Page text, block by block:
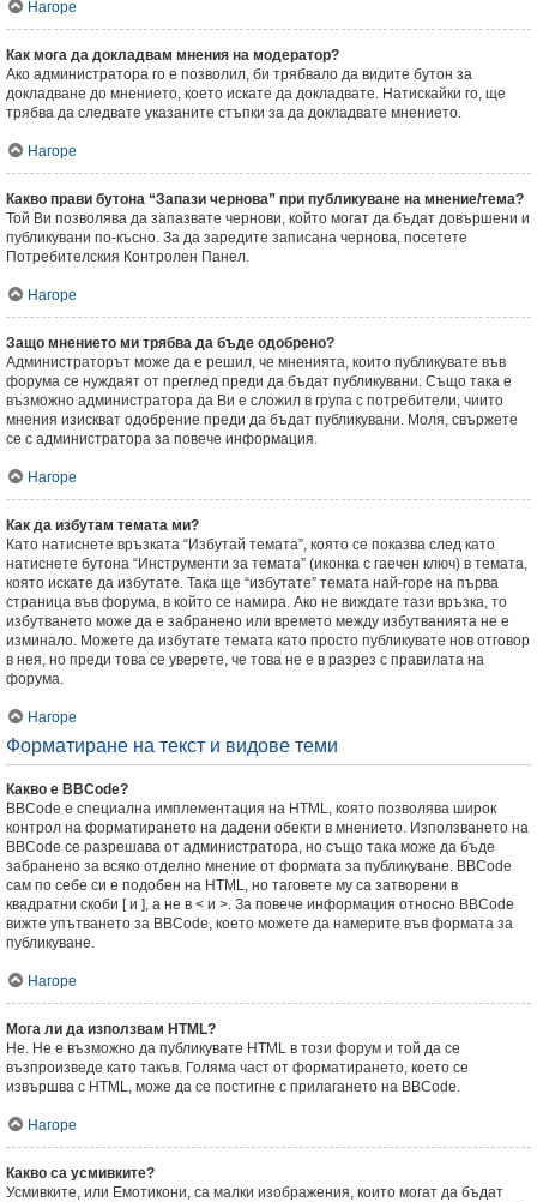
Нагоре
Как мога да докладвам мнения на модератор?
Ако администратора го е позволил, би трябвало да видите бутон за
докладване до мнението, което искате да докладвате. Натискайки го, ще
трябва да следвате указаните стъпки за да докладвате мнението.
Нагоре
Какво прави бутона “Запази чернова” при публикуване на мнение/тема?
Той Ви позволява да запазвате чернови, който могат да бъдат довършени и
публикувани по-късно. За да заредите записана чернова, посетете
Потребителския Контролен Панел.
Нагоре
Защо мнението ми трябва да бъде одобрено?
Администраторът може да е решил, че мненията, които публикувате във
форума се нуждаят от преглед преди да бъдат публикувани. Също така е
възможно администратора да Ви е сложил в група с потребители, чиито
мнения изискват одобрение преди да бъдат публикувани. Моля, свържете
се с администратора за повече информация.
Нагоре
Как да избутам темата ми?
Като натиснете връзката “Избутай темата”, която се показва след като
натиснете бутона “Инструменти за темата” (иконка с гаечен ключ) в темата,
която искате да избутате. Така ще “избутате” темата най-горе на първа
страница във форума, в който се намира. Ако не виждате тази връзка, то
избутването може да е забранено или времето между избутванията не е
изминало. Можете да избутате темата като просто публикувате нов отговор
в нея, но преди това се уверете, че това не е в разрез с правилата на
форума.
Нагоре
Форматиране на текст и видове теми
Какво е BBCode?
BBCode е специална имплементация на HTML, която позволява широк
контрол на форматирането на дадени обекти в мнението. Използването на
BBCode се разрешава от администратора, но също така може да бъде
забранено за всяко отделно мнение от формата за публикуване. BBCode
сам по себе си е подобен на HTML, но таговете му са затворени в
квадратни скоби [ и ], а не в < и >. За повече информация относно BBCode
вижте упътването за BBCode, което можете да намерите във формата за
публикуване.
Нагоре
Мога ли да използвам HTML?
Не. Не е възможно да публикувате HTML в този форум и той да се
възпроизведе като такъв. Голяма част от форматирането, което се
извършва с HTML, може да се постигне с прилагането на BBCode.
Нагоре
Какво са усмивките?
Усмивките, или Емотикони, са малки изображения, които могат да бъдат